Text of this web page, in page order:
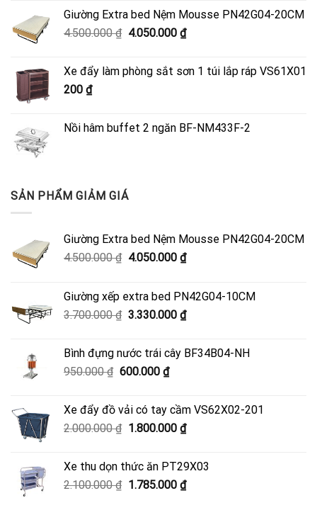
Giường Extra bed Nệm Mousse PN42G04-20CM
4.500.000₫ Giá
4.500.000 ₫.
4.050.000 ₫Giá
là:
Xe đẩy làm phòng sắt sơn 1 túi lắp ráp VS61X01
200 ₫
Nồi hâm buffet 2 ngăn BF-NM433F-2
SẢN PHẨM GIẢM GIÁ
Giường Extra bed Nệm Mousse PN42G04-20CM
4.500.000₫ Giá
4.500.000 ₫.
4.050.000 ₫Giá
là:
4.050.000 ₫.
Giường xếp extra bed PN42G04-10CM
3.700.000₫ Giá
3.700.000 ₫.
3.330.000 ₫Giá
là:
Bình đựng nước trái cây BF34B04-NH
950.000₫ Giá
950.000 ₫.
600.000 ₫Giá
là:
600.000 ₫.
Xe đẩy đồ vải có tay cầm VS62X02-201
2.000.000₫ Giá
2.000.000 ₫.
1.800.000 ₫Giá
là:
1.800.000 ₫.
Xe thu dọn thức ăn PT29X03
2.100.000₫ Giá
1.785.000 ₫Giá